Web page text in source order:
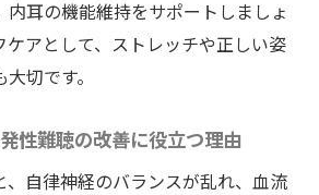
内耳の機能維持をサポートしましょ
ケアとして、ストレッチや正しい姿
切です。
性難聴の改善に役立つ理由
、自律神経のバランスが乱れ、血流